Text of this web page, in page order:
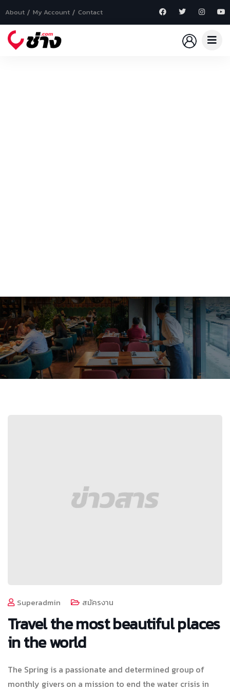
About My Account Contact
Superadmin สมัครงาน
Travel the most beautiful places
in the world
The Spring is a passionate and determined group of
monthly givers on a mission to end the water crisis in